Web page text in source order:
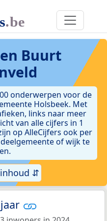
Buurt
onderwerpen voor de
Holsbeek. Met
links naar meer
van alle cijfers in 1
op AlleCijfers ook per
of wijk te
⇵